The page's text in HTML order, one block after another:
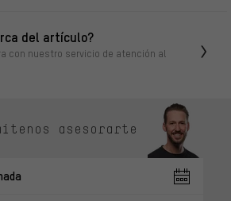
del artículo?
con nuestro servicio de atención al
asesorarte